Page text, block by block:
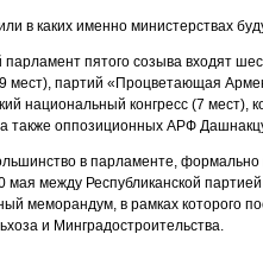
в каких именно министерствах
пятого созыва входят
мест), партий «Процветающая
национальный конгресс (7
также оппозиционных АРФ
в парламенте, формально
мая между Республиканской
меморандум, в рамках которого
и Минградостроительства.